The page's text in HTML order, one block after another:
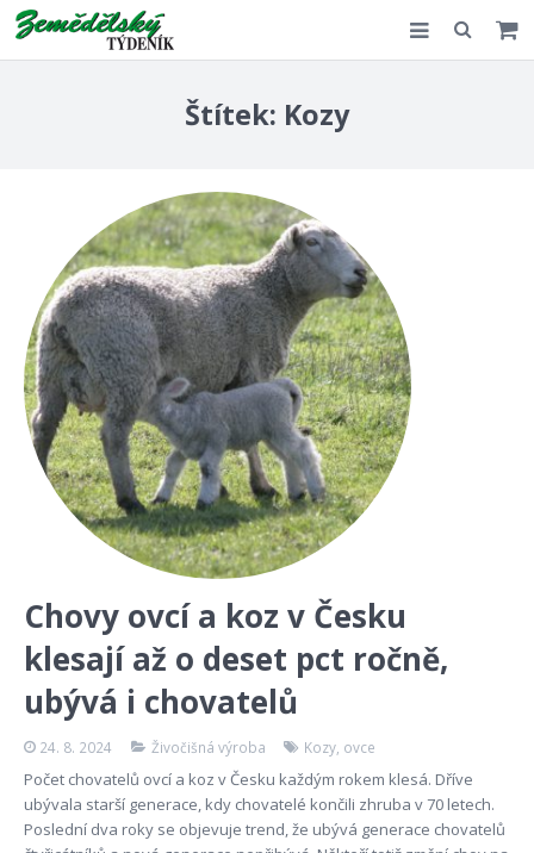
Kontakt
Štítek: Kozy
Chovy ovcí a koz v Česku
klesají až o deset pct ročně,
ubývá i chovatelů
24. 8. 2024 Živočišná výroba Kozy, ovce
Počet chovatelů ovcí a koz v Česku každým rokem klesá. Dříve
ubývala starší generace, kdy chovatelé končili zhruba v 70 letech.
Poslední dva roky se objevuje trend, že ubývá generace chovatelů